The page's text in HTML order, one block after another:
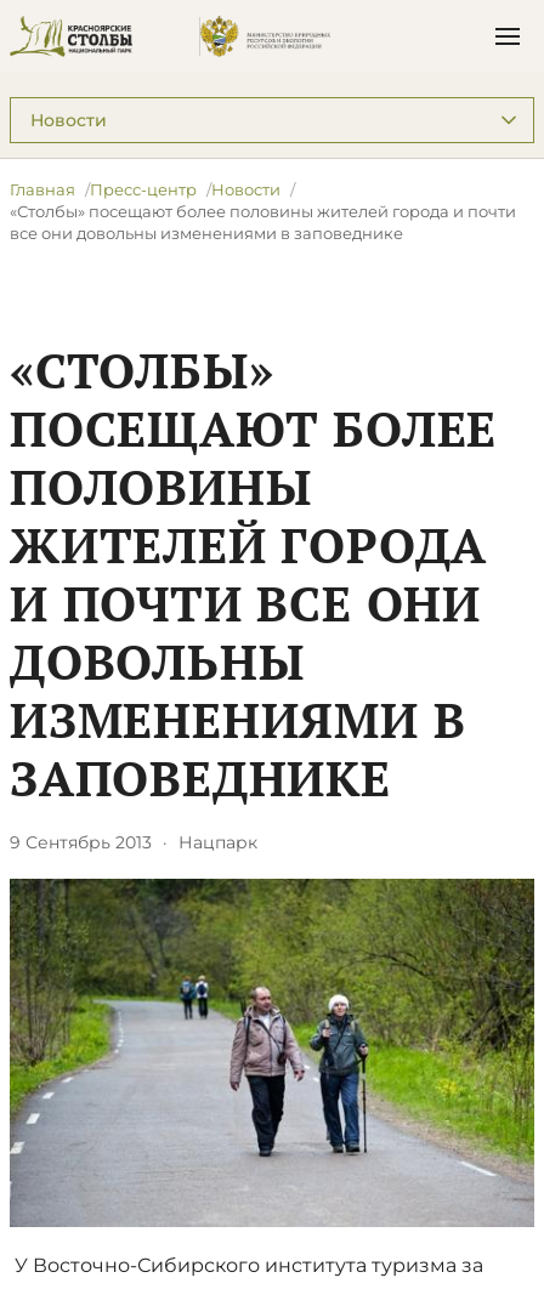
Подразделы: Пресс-центр
Главная Пресс-центр
Новости
«Столбы» посещают более половины жителей города и почти
все они довольны изменениями в заповеднике
«СТОЛБЫ»
ПОСЕЩАЮТ БОЛЕЕ
ПОЛОВИНЫ
ЖИТЕЛЕЙ ГОРОДА
И ПОЧТИ ВСЕ ОНИ
ДОВОЛЬНЫ
ИЗМЕНЕНИЯМИ В
ЗАПОВЕДНИКЕ
9 Сентябрь 2013 · Нацпарк
У Восточно-Сибирского института туризма за